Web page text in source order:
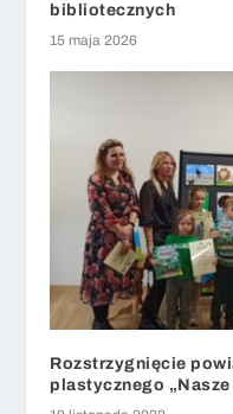
bibliotecznych
15 maja 2026
Rozstrzygnięcie
plastycznego